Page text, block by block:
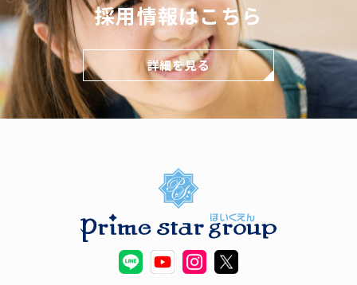
採用情報はこちら
詳細を見る